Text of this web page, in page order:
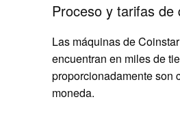
Proceso y tarifas de
Las máquinas de
encuentran en miles de
proporcionadamente son
moneda.